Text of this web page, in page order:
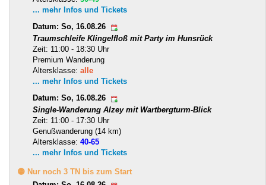
... mehr Infos und Tickets
Datum: So, 16.08.26
Traumschleife Klingelfloß mit Party im Hunsrück
Zeit: 11:00 - 18:30 Uhr
Premium Wanderung
Altersklasse: alle
... mehr Infos und Tickets
Datum: So, 16.08.26
Single-Wanderung Alzey mit Wartbergturm-Blick
Zeit: 11:00 - 17:30 Uhr
Genußwanderung (14 km)
Altersklasse: 40-65
... mehr Infos und Tickets
🟡 Nur noch 3 TN bis zum Start